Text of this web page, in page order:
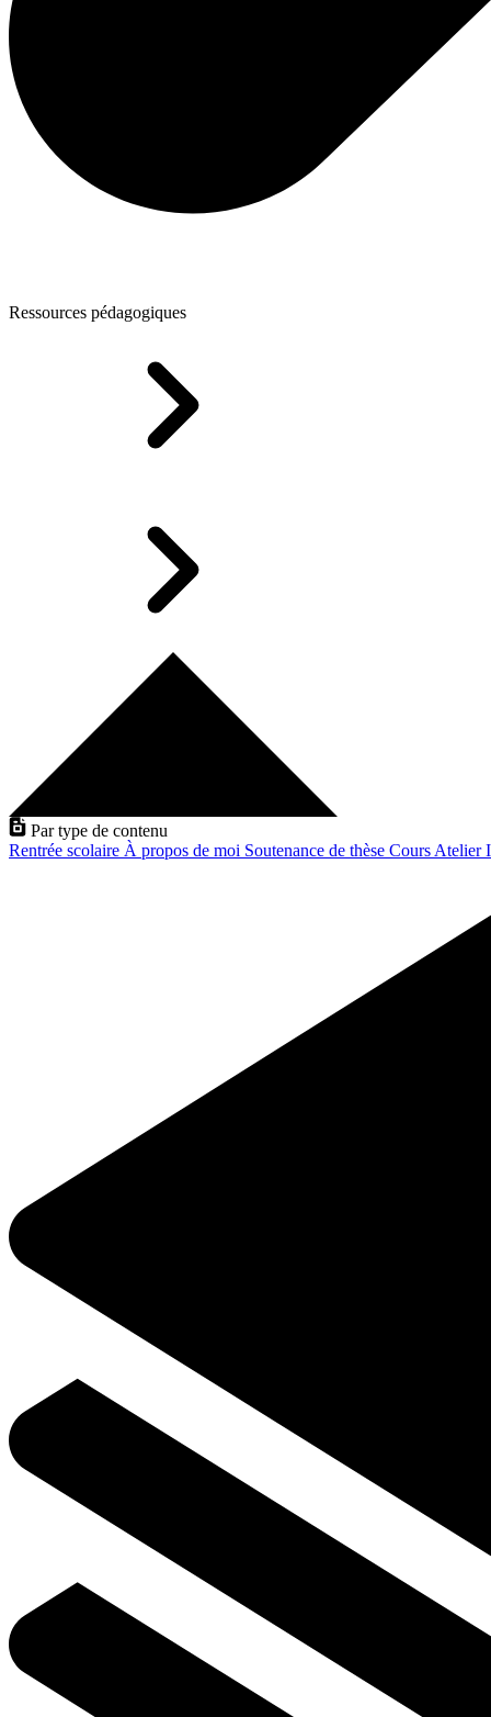
Ressources pédagogiques
Par type de contenu
Rentrée scolaire À propos de moi Soutenance de thèse Cours Atelier